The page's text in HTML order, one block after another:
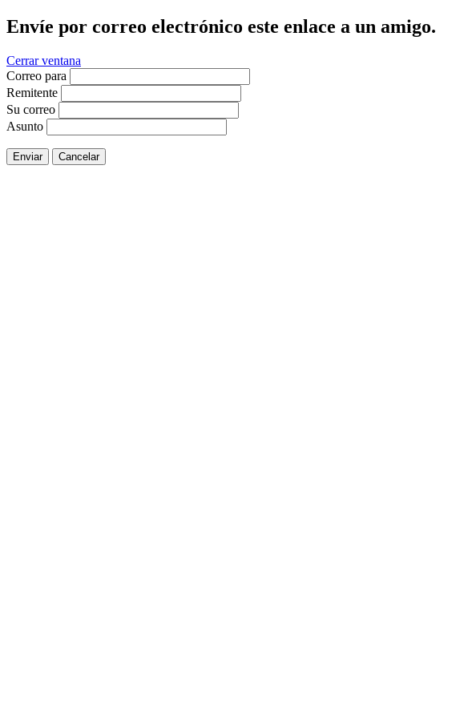
Envíe por correo electrónico este enlace a un amigo.
Cerrar ventana
Correo para
Remitente
Su correo
Asunto
Enviar Cancelar